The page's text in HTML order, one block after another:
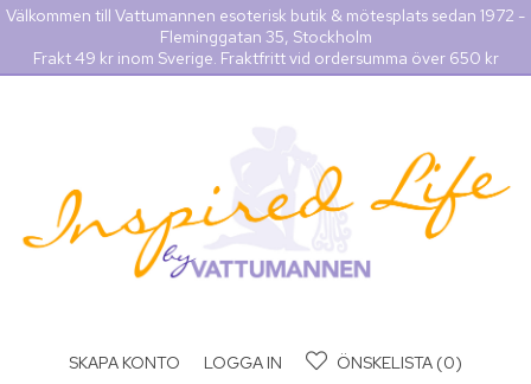
Välkommen till Vattumannen esoterisk butik & mötesplats sedan 1972 -
Fleminggatan 35, Stockholm
Frakt 49 kr inom Sverige. Fraktfritt vid ordersumma över 650 kr
SKAPA KONTO LOGGA IN ÖNSKELISTA (0)